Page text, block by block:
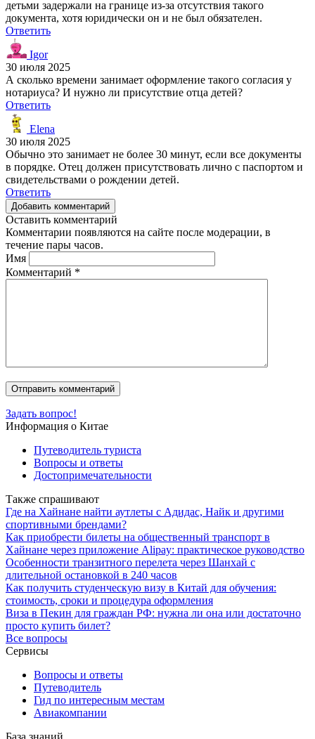
детьми задержали на границе из-за отсутствия такого
документа, хотя юридически он и не был обязателен.
Ответить
Igor
30 июля 2025
А сколько времени занимает оформление такого согласия у
нотариуса? И нужно ли присутствие отца детей?
Ответить
Elena
30 июля 2025
Обычно это занимает не более 30 минут, если все документы
в порядке. Отец должен присутствовать лично с паспортом и
свидетельствами о рождении детей.
Ответить
Добавить комментарий
Оставить комментарий
Комментарии появляются на сайте после модерации, в
течение пары часов.
Имя
Комментарий *
Задать вопрос!
Информация о Китае
Путеводитель туриста
Вопросы и ответы
Достопримечательности
Также спрашивают
Где на Хайнане найти аутлеты с Адидас, Найк и другими
спортивными брендами?
Как приобрести билеты на общественный транспорт в
Хайнане через приложение Alipay: практическое руководство
Особенности транзитного перелета через Шанхай с
длительной остановкой в 240 часов
Как получить студенческую визу в Китай для обучения:
стоимость, сроки и процедура оформления
Виза в Пекин для граждан РФ: нужна ли она или достаточно
просто купить билет?
Все вопросы
Сервисы
Вопросы и ответы
Путеводитель
Гид по интересным местам
Авиакомпании
База знаний